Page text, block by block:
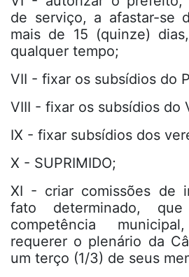
de serviço, a afastar-se
mais de 15 (quinze)
qualquer tempo;
VII - fixar os subsídios do
VIII - fixar os subsídios do
IX - fixar subsídios dos
X - SUPRIMIDO;
XI - criar comissões de
fato determinado,
competência
requerer o plenário da
um terço (1/3) de seus